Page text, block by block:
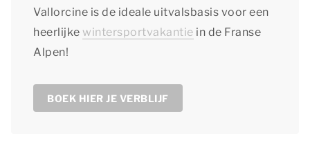
Vallorcine is de ideale uitvalsbasis voor een
heerlijke wintersportvakantie in de Franse
Alpen!
BOEK HIER JE VERBLIJF